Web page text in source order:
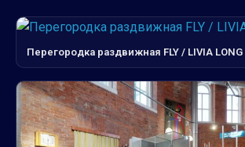
Перегородка раздвижная FLY / LIVIA LONG